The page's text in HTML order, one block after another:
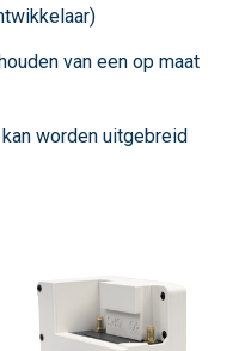
van een op maat
worden uitgebreid